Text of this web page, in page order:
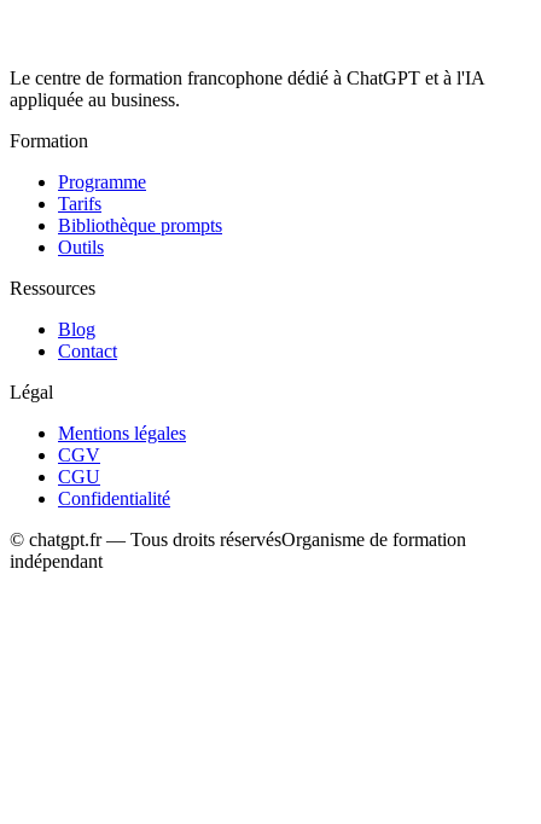
Le centre de formation francophone dédié à ChatGPT et à l'IA
appliquée au business.
Formation
Programme
Tarifs
Bibliothèque prompts
Outils
Ressources
Blog
Contact
Légal
Mentions légales
CGV
CGU
Confidentialité
© chatgpt.fr — Tous droits réservésOrganisme de formation
indépendant